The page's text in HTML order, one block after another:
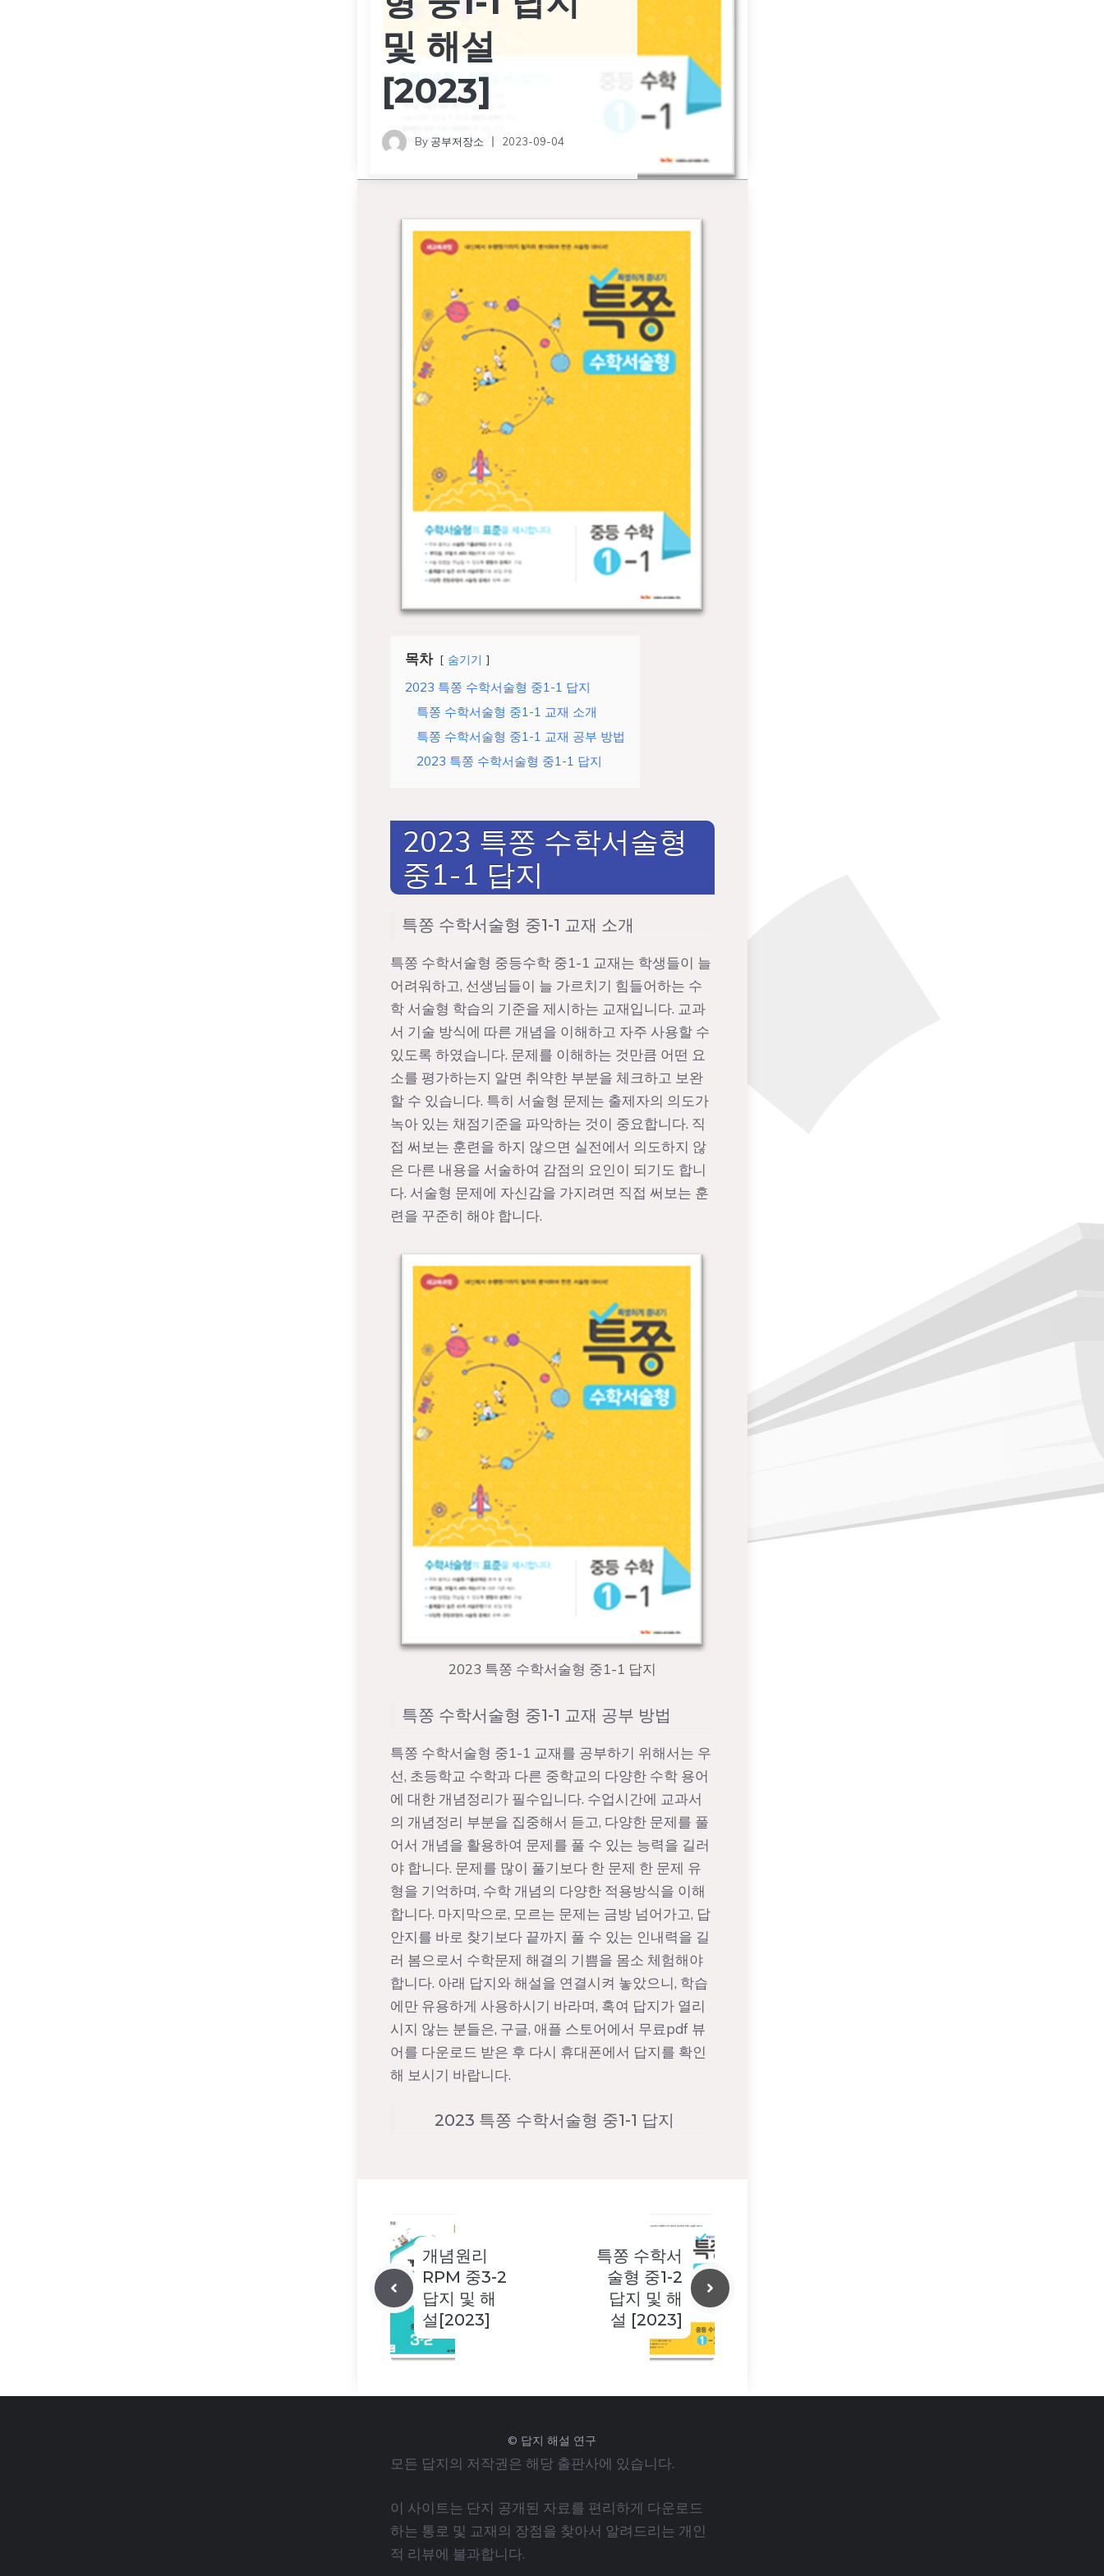
및 해설
[2023]
By 공부저장소 2023-09-04
목차 숨기기
2023 특쫑 수학서술형 중1-1 답지
특쫑 수학서술형 중1-1 교재 소개
특쫑 수학서술형 중1-1 교재 공부 방법
2023 특쫑 수학서술형 중1-1 답지
2023 특쫑 수학서술형
중1-1 답지
특쫑 수학서술형 중1-1 교재 소개
특쫑 수학서술형 중등수학 중1-1 교재는 학생들이 늘
어려워하고, 선생님들이 늘 가르치기 힘들어하는 수
학 서술형 학습의 기준을 제시하는 교재입니다. 교과
서 기술 방식에 따른 개념을 이해하고 자주 사용할 수
있도록 하였습니다. 문제를 이해하는 것만큼 어떤 요
소를 평가하는지 알면 취약한 부분을 체크하고 보완
할 수 있습니다. 특히 서술형 문제는 출제자의 의도가
녹아 있는 채점기준을 파악하는 것이 중요합니다. 직
접 써보는 훈련을 하지 않으면 실전에서 의도하지 않
은 다른 내용을 서술하여 감점의 요인이 되기도 합니
다. 서술형 문제에 자신감을 가지려면 직접 써보는 훈
련을 꾸준히 해야 합니다.
2023 특쫑 수학서술형 중1-1 답지
특쫑 수학서술형 중1-1 교재 공부 방법
특쫑 수학서술형 중1-1 교재를 공부하기 위해서는 우
선, 초등학교 수학과 다른 중학교의 다양한 수학 용어
에 대한 개념정리가 필수입니다. 수업시간에 교과서
의 개념정리 부분을 집중해서 듣고, 다양한 문제를 풀
어서 개념을 활용하여 문제를 풀 수 있는 능력을 길러
야 합니다. 문제를 많이 풀기보다 한 문제 한 문제 유
형을 기억하며, 수학 개념의 다양한 적용방식을 이해
합니다. 마지막으로, 모르는 문제는 금방 넘어가고, 답
안지를 바로 찾기보다 끝까지 풀 수 있는 인내력을 길
러 봄으로서 수학문제 해결의 기쁨을 몸소 체험해야
합니다. 아래 답지와 해설을 연결시켜 놓았으니, 학습
에만 유용하게 사용하시기 바라며, 혹여 답지가 열리
시지 않는 분들은, 구글, 애플 스토어에서 무료pdf 뷰
어를 다운로드 받은 후 다시 휴대폰에서 답지를 확인
해 보시기 바랍니다.
2023 특쫑 수학서술형 중1-1 답지
개념원리
RPM 중3-2
답지 및 해
설[2023]
특쫑 수학서
술형 중1-2
답지 및 해
설 [2023]
© 답지 해설 연구
모든 답지의 저작권은 해당 출판사에 있습니다.
이 사이트는 단지 공개된 자료를 편리하게 다운로드
하는 통로 및 교재의 장점을 찾아서 알려드리는 개인
적 리뷰에 불과합니다.